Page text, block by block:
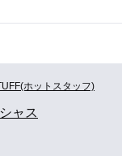
ホットスタッフ)
ャス